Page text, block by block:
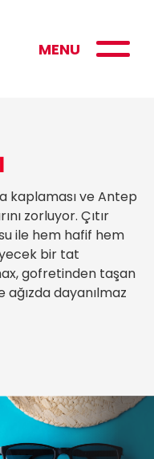
MENU
kaplaması ve Antep
zorluyor. Çıtır
ile hem hafif hem
bir tat
gofretinden taşan
ağızda dayanılmaz